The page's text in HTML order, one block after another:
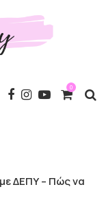
0
ΔΕΠΥ – Πώς να